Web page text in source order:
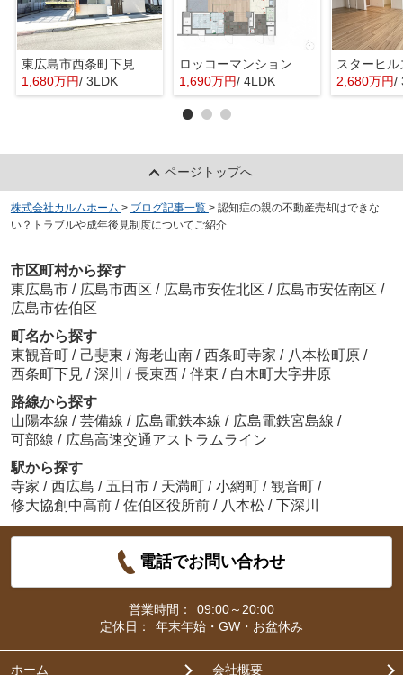
東広島市西条町下見
1,680万円/ 3LDK
ロッコーマンション東観音
1,690万円/ 4LDK
スターヒル
2,680万円/
ページトップへ
株式会社カルムホーム > ブログ記事一覧 > 認知症の親の不動産売却はできな
い？トラブルや成年後見制度についてご紹介
市区町村から探す
東広島市 / 広島市西区 / 広島市安佐北区 / 広島市安佐南区 /
広島市佐伯区
町名から探す
東観音町 / 己斐東 / 海老山南 / 西条町寺家 / 八本松町原 /
西条町下見 / 深川 / 長束西 / 伴東 / 白木町大字井原
路線から探す
山陽本線 / 芸備線 / 広島電鉄本線 / 広島電鉄宮島線 /
可部線 / 広島高速交通アストラムライン
駅から探す
寺家 / 西広島 / 五日市 / 天満町 / 小網町 / 観音町 /
修大協創中高前 / 佐伯区役所前 / 八本松 / 下深川
電話でお問い合わせ
営業時間：
09:00～20:00
定休日：
年末年始・GW・お盆休み
ホーム 会社概要